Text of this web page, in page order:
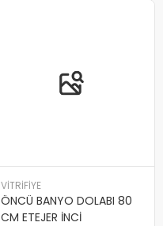
VİTRİFİYE
ÖNCÜ BANYO DOLABI 80
CM ETEJER İNCİ